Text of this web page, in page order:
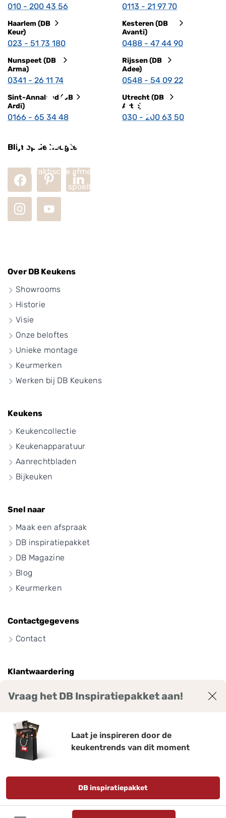
Vraag het DB Inspiratiepakket aan!
Laat je inspireren door de
keukentrends van dit moment
DB inspiratiepakket
Afmetingen
keukendriehoek
Praktische afmetingen van de kookplaat, de
spoelbak en de koelkast
010 - 200 43 56 0113 - 21 97 70
Haarlem (DB
Keur)
023 - 51 73 180
Kesteren (DB
Avanti)
0488 - 47 44 90
Nunspeet (DB
Arma)
0341 - 26 11 74
Rijssen (DB
Adee)
0548 - 54 09 22
Sint-Annaland (DB
Ardi)
0166 - 65 34 48
Utrecht (DB
Artic)
030 - 200 63 50
Blijf op de hoogte
Over DB Keukens
Showrooms
Historie
Visie
Onze beloftes
Unieke montage
Keurmerken
Werken bij DB Keukens
Keukens
Keukencollectie
Keukenapparatuur
Aanrechtbladen
Bijkeuken
Snel naar
Maak een afspraak
DB inspiratiepakket
DB Magazine
Blog
Keurmerken
Contactgegevens
Contact
Klantwaardering
9
Bekijk ruim 2300 reviews voor DB Keukens.
Gemiddelde score: 9,7 van 10
Privacy policy
Actievoorwaarden